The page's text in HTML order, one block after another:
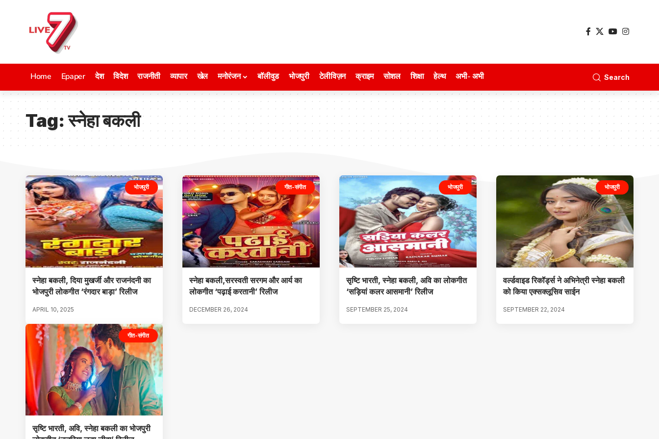
Home Epaper देश विदेश राजनीती व्यापार खेल मनोरंजन बॉलीवुड भोजपुरी टेलीविज़न क्राइम सोशल शिक्षा हेल्थ अभी- अभी Search
Tag:स्नेहा बकली
भोजपुरी
स्नेहा बकली, दिया मुखर्जी और राजनंदनी का
भोजपुरी लोकगीत ‘रंगदार बाड़ा’ रिलीज
APRIL 10, 2025
गीत-संगीत
स्नेहा बकली,सरस्वती सरगम और आर्य का
लोकगीत ‘पढ़ाई करतानी’ रिलीज
DECEMBER 26, 2024
भोजपुरी
सृष्टि भारती, स्नेहा बकली, अवि का लोकगीत
‘सड़ियां कलर आसमानी’ रिलीज
SEPTEMBER 25, 2024
भोजपुरी
वर्ल्डवाइड रिकॉर्ड्स ने अभिनेत्री स्नेहा बकली
को किया एक्सक्लूसिव साईन
SEPTEMBER 22, 2024
गीत-संगीत
सृष्टि भारती, अवि, स्नेहा बकली का भोजपुरी